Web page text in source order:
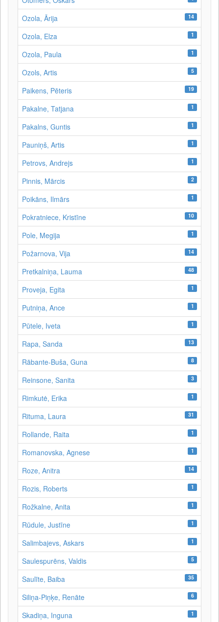
Ozola, Ārija 14
Ozola, Elza 1
Ozola, Paula 1
Ozols, Artis 5
Paikens, Pēteris 19
Pakalne, Tatjana 1
Pakalns, Guntis 1
Pauniņš, Artis 1
Petrovs, Andrejs 1
Pinnis, Mārcis 2
Poikāns, Ilmārs 1
Pokratniece, Kristīne 10
Pole, Megija 1
Požarnova, Vija 14
Pretkalniņa, Lauma 48
Proveja, Egita 1
Putniņa, Ance 1
Pūtele, Iveta 1
Rapa, Sanda 13
Rābante-Buša, Guna 8
Reinsone, Sanita 3
Rimkutė, Erika 1
Rituma, Laura 31
Rollande, Raita 1
Romanovska, Agnese 1
Roze, Anitra 14
Rozis, Roberts 1
Rožkalne, Anita 1
Rūdule, Justīne 1
Salimbajevs, Askars 1
Saulespurēns, Valdis 5
Saulīte, Baiba 35
Siliņa-Piņķe, Renāte 6
Skadiņa, Inguna 1